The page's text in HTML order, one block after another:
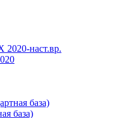
наст.вр.
база)
база)